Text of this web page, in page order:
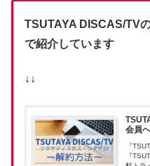
TSUTAYA DISCAS/TV
で紹介しています
↓↓
会員
『
『